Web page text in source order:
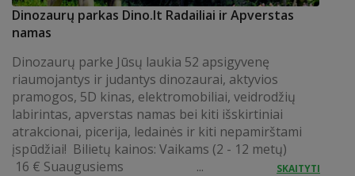
Dinozaurų parkas Dino.lt Radailiai ir Apverstas
namas
Dinozaurų parke Jūsų laukia 52 apsigyvenę
riaumojantys ir judantys dinozaurai, aktyvios
pramogos, 5D kinas, elektromobiliai, veidrodžių
labirintas, apverstas namas bei kiti išskirtiniai
atrakcionai, picerija, ledainės ir kiti nepamirštami
įspūdžiai! Bilietų kainos: Vaikams (2 - 12 metų)
16 € Suaugusiems ...
SKAITYTI